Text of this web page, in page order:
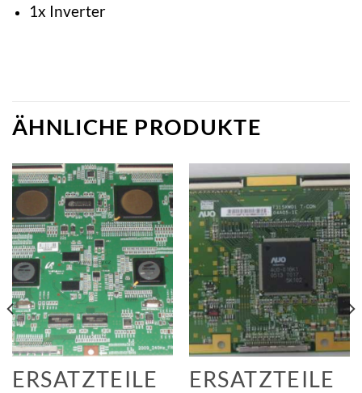
1x Inverter
ÄHNLICHE PRODUKTE
ERSATZTEILE ERSATZTEILE